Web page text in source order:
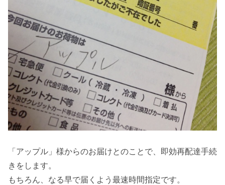
「アップル」様からのお届けとのことで、即効再配達手続
きをします。
もちろん、なる早で届くよう最速時間指定です。